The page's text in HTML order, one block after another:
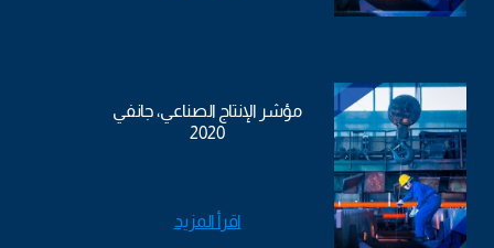
مؤشر الإنتاج الصناعي، جانفي
2020
اقرأ المزيد